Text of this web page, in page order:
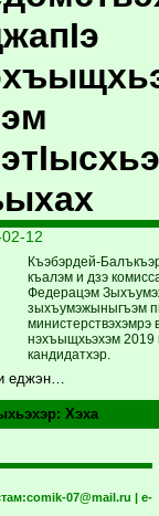
12
Къэбэрдей-
къалэм и дзэ
Федерацэм
зыхъумэжыныгъэм
министерствэхэмрэ
нэхъыщхьэхэм 2019
кандидатхэр.
еджэн…
Хэха
comik-07@mail.ru | e-